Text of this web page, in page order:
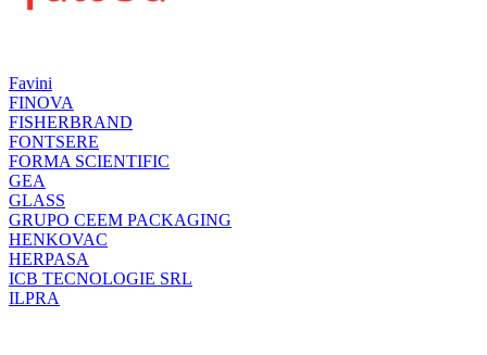
Favini
FINOVA
FISHERBRAND
FONTSERE
FORMA SCIENTIFIC
GEA
GLASS
GRUPO CEEM PACKAGING
HENKOVAC
HERPASA
ICB TECNOLOGIE SRL
ILPRA